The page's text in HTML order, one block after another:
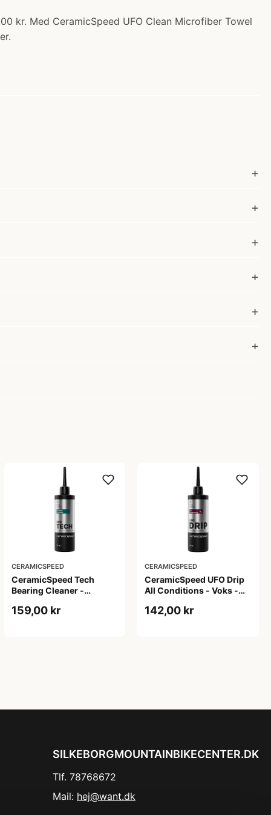
kr. Med CeramicSpeed UFO Clean Microfiber Towel
CERAMICSPEED
CeramicSpeed Tech
Bearing Cleaner -
159,00 kr
CERAMICSPEED
CeramicSpeed UFO Drip
All Conditions - Voks -
142,00 kr
SILKEBORGMOUNTAINBIKECENTER.DK
Tlf. 78768672
Mail: hej@want.dk